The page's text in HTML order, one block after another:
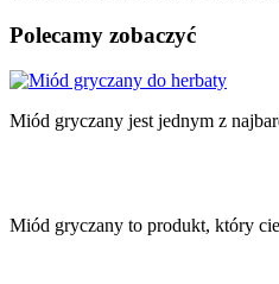
Polecamy zobaczyć
Miód gryczany jest jednym z
Miód gryczany to produkt, który
Nawigacja
wpisu